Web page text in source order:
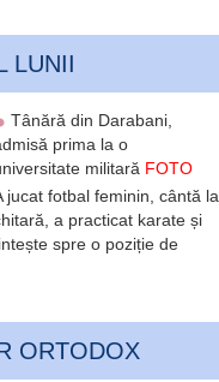
LUNII
Tânără din Darabani,
prima la o
militară FOTO
jucat fotbal feminin, cântă la
a practicat karate și
spre o poziție de
ORTODOX